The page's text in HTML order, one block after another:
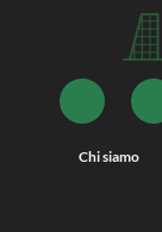
Chi siamo